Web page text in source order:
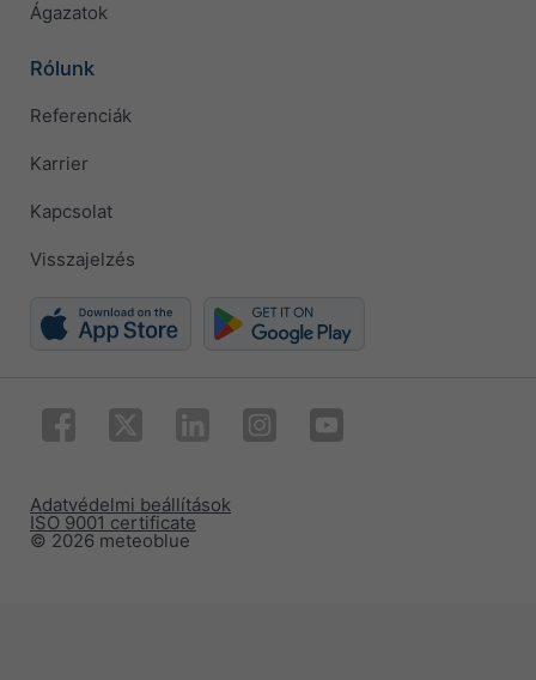
Ágazatok
Rólunk
Referenciák
Karrier
Kapcsolat
Visszajelzés
© 2026 meteoblue
ISO 9001 certificate
Adatvédelmi beállítások